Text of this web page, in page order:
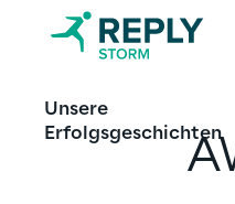
Unsere
Erfolgsgeschichten